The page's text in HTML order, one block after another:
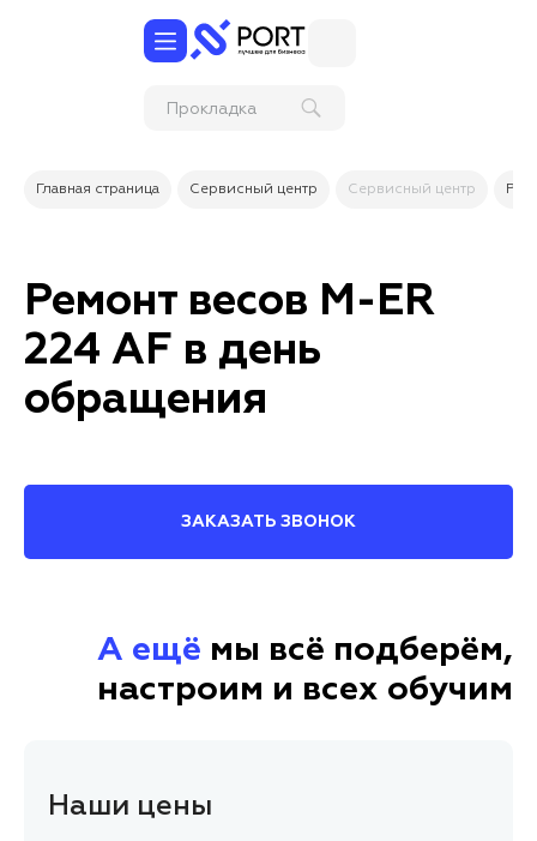
Прокладка
Главная страница Сервисный центр Сервисный центр
Ремонт весов M-ER
224 AF в день
обращения
ЗАКАЗАТЬ ЗВОНОК
А ещё мы всё подберём,
настроим и всех обучим
Наши цены